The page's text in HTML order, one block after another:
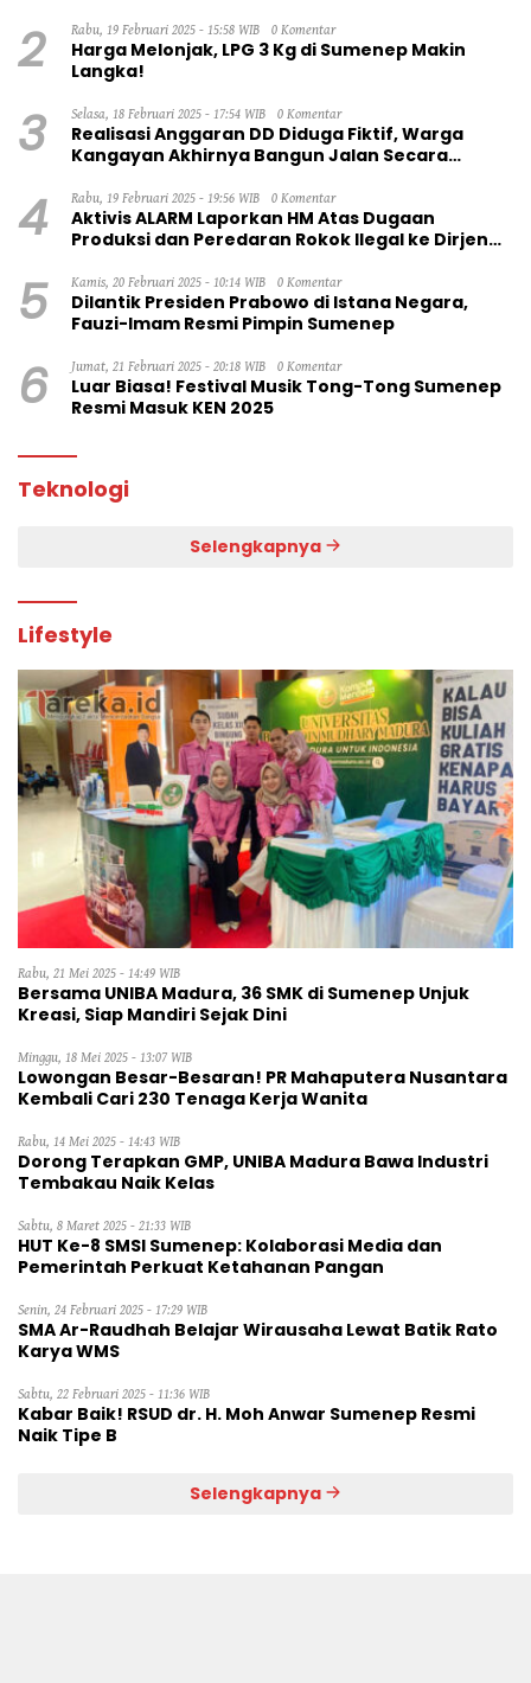
2 Rabu, 19 Februari 2025 - 15:58 WIB 0 Komentar
Harga Melonjak, LPG 3 Kg di Sumenep Makin
Langka!
3 Selasa, 18 Februari 2025 - 17:54 WIB 0 Komentar
Realisasi Anggaran DD Diduga Fiktif, Warga
Kangayan Akhirnya Bangun Jalan Secara
4 Rabu, 19 Februari 2025 - 19:56 WIB 0 Komentar
Aktivis ALARM Laporkan HM Atas Dugaan
Produksi dan Peredaran Rokok Ilegal ke Dirjen
5 Kamis, 20 Februari 2025 - 10:14 WIB 0 Komentar
Dilantik Presiden Prabowo di Istana Negara,
Fauzi-Imam Resmi Pimpin Sumenep
6 Jumat, 21 Februari 2025 - 20:18 WIB 0 Komentar
Luar Biasa! Festival Musik Tong-Tong Sumenep
Resmi Masuk KEN 2025
Teknologi
Selengkapnya
Lifestyle
Rabu, 21 Mei 2025 - 14:49 WIB
Bersama UNIBA Madura, 36 SMK di Sumenep Unjuk
Kreasi, Siap Mandiri Sejak Dini
Minggu, 18 Mei 2025 - 13:07 WIB
Lowongan Besar-Besaran! PR Mahaputera Nusantara
Kembali Cari 230 Tenaga Kerja Wanita
Rabu, 14 Mei 2025 - 14:43 WIB
Dorong Terapkan GMP, UNIBA Madura Bawa Industri
Tembakau Naik Kelas
Sabtu, 8 Maret 2025 - 21:33 WIB
HUT Ke-8 SMSI Sumenep: Kolaborasi Media dan
Pemerintah Perkuat Ketahanan Pangan
Senin, 24 Februari 2025 - 17:29 WIB
SMA Ar-Raudhah Belajar Wirausaha Lewat Batik Rato
Karya WMS
Sabtu, 22 Februari 2025 - 11:36 WIB
Kabar Baik! RSUD dr. H. Moh Anwar Sumenep Resmi
Naik Tipe B
Selengkapnya